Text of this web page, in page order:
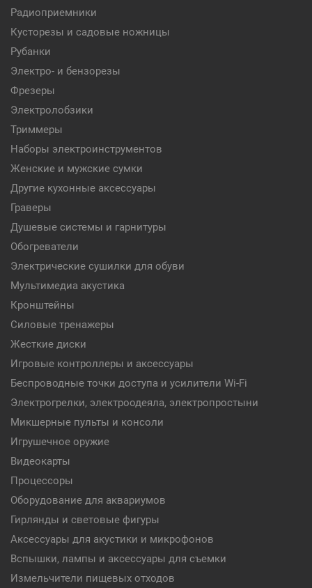
Радиоприемники
Кусторезы и садовые ножницы
Рубанки
Электро- и бензорезы
Фрезеры
Электролобзики
Триммеры
Наборы электроинструментов
Женские и мужские сумки
Другие кухонные аксессуары
Граверы
Душевые системы и гарнитуры
Обогреватели
Электрические сушилки для обуви
Мультимедиа акустика
Кронштейны
Силовые тренажеры
Жесткие диски
Игровые контроллеры и аксессуары
Беспроводные точки доступа и усилители Wi-Fi
Электрогрелки, электроодеяла, электропростыни
Микшерные пульты и консоли
Игрушечное оружие
Видеокарты
Процессоры
Оборудование для аквариумов
Гирлянды и световые фигуры
Аксессуары для акустики и микрофонов
Вспышки, лампы и аксессуары для съемки
Измельчители пищевых отходов